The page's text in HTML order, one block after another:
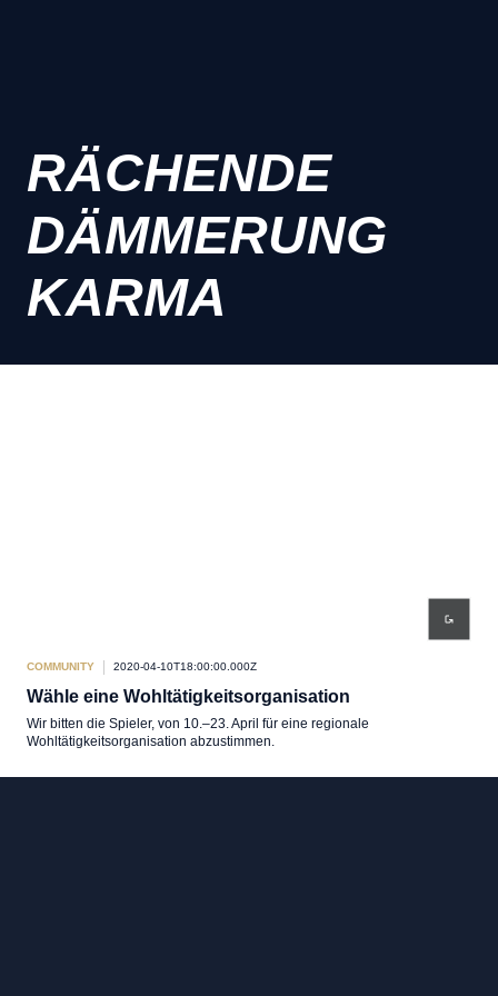
RÄCHENDE
DÄMMERUNG
KARMA
COMMUNITY 2020-04-10T18:00:00.000Z
Wähle eine Wohltätigkeitsorganisation
Wir bitten die Spieler, von 10.–23. April für eine regionale
Wohltätigkeitsorganisation abzustimmen.